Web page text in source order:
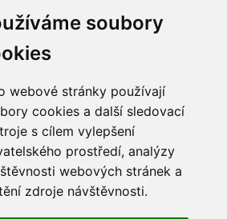
soubory
webové stránky používají
cookies a další sledovací
s cílem vylepšení
prostředí, analýzy
webových stránek a
zdroje návštěvnosti.
IČO: 00216208
Tel.:
495 816 111
E-mail:
dekanats@lfhk.cuni.cz
Podatelna